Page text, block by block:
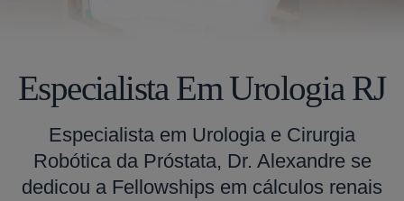
Especialista Em Urologia RJ
Especialista em Urologia e Cirurgia
Robótica da Próstata, Dr. Alexandre se
dedicou a Fellowships em cálculos renais